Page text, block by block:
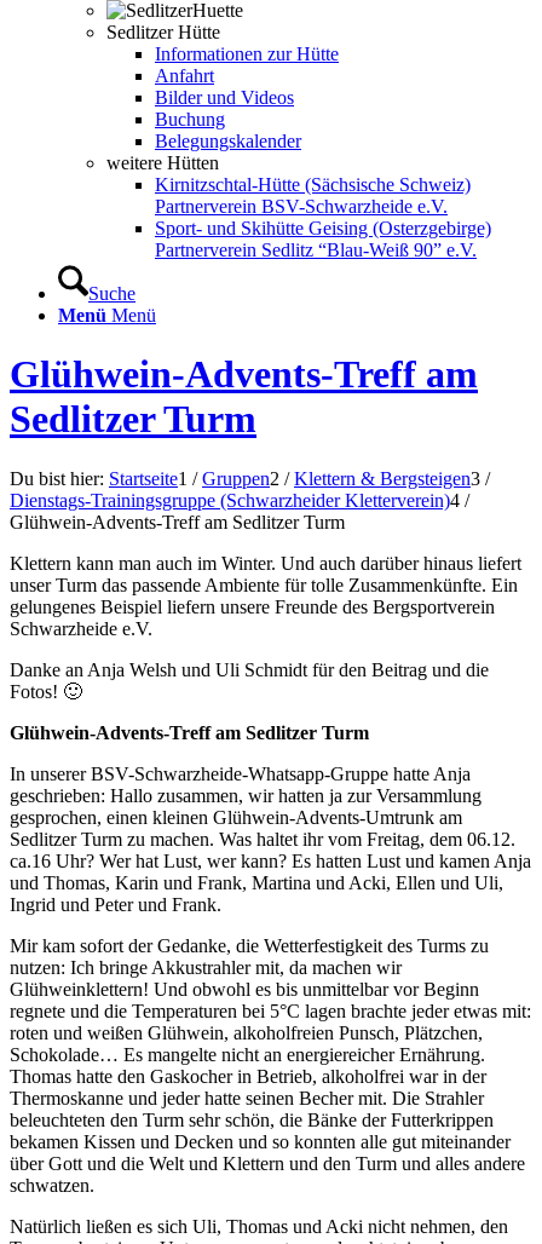
Sedlitzer Hütte
Informationen zur Hütte
Anfahrt
Bilder und Videos
Buchung
Belegungskalender
weitere Hütten
Kirnitzschtal-Hütte (Sächsische Schweiz)
Partnerverein BSV-Schwarzheide e.V.
Sport- und Skihütte Geising (Osterzgebirge)
Partnerverein Sedlitz “Blau-Weiß 90” e.V.
Suche
Menü Menü
Glühwein-Advents-Treff am
Sedlitzer Turm
Du bist hier: Startseite1 / Gruppen2 / Klettern & Bergsteigen3 /
Dienstags-Trainingsgruppe (Schwarzheider Kletterverein)4 /
Glühwein-Advents-Treff am Sedlitzer Turm
Klettern kann man auch im Winter. Und auch darüber hinaus liefert
unser Turm das passende Ambiente für tolle Zusammenkünfte. Ein
gelungenes Beispiel liefern unsere Freunde des Bergsportverein
Schwarzheide e.V.
Danke an Anja Welsh und Uli Schmidt für den Beitrag und die
Fotos! 🙂
Glühwein-Advents-Treff am Sedlitzer Turm
In unserer BSV-Schwarzheide-Whatsapp-Gruppe hatte Anja
geschrieben: Hallo zusammen, wir hatten ja zur Versammlung
gesprochen, einen kleinen Glühwein-Advents-Umtrunk am
Sedlitzer Turm zu machen. Was haltet ihr vom Freitag, dem 06.12.
ca.16 Uhr? Wer hat Lust, wer kann? Es hatten Lust und kamen Anja
und Thomas, Karin und Frank, Martina und Acki, Ellen und Uli,
Ingrid und Peter und Frank.
Mir kam sofort der Gedanke, die Wetterfestigkeit des Turms zu
nutzen: Ich bringe Akkustrahler mit, da machen wir
Glühweinklettern! Und obwohl es bis unmittelbar vor Beginn
regnete und die Temperaturen bei 5°C lagen brachte jeder etwas mit:
roten und weißen Glühwein, alkoholfreien Punsch, Plätzchen,
Schokolade… Es mangelte nicht an energiereicher Ernährung.
Thomas hatte den Gaskocher in Betrieb, alkoholfrei war in der
Thermoskanne und jeder hatte seinen Becher mit. Die Strahler
beleuchteten den Turm sehr schön, die Bänke der Futterkrippen
bekamen Kissen und Decken und so konnten alle gut miteinander
über Gott und die Welt und Klettern und den Turm und alles andere
schwatzen.
Natürlich ließen es sich Uli, Thomas und Acki nicht nehmen, den